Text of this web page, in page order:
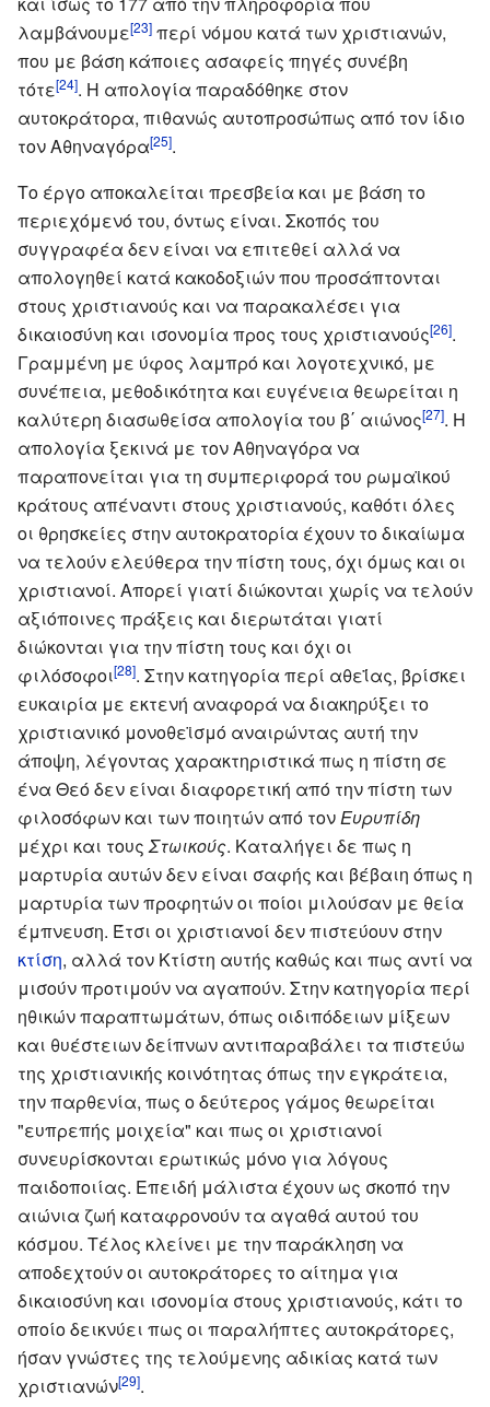
λαμβάνουμε[23] περί νόμου κατά των χριστιανών,
που με βάση κάποιες ασαφείς πηγές συνέβη
τότε[24]. Η απολογία παραδόθηκε στον
αυτοκράτορα, πιθανώς αυτοπροσώπως από τον ίδιο
τον Αθηναγόρα[25].
Το έργο αποκαλείται πρεσβεία και με βάση το
περιεχόμενό του, όντως είναι. Σκοπός του
συγγραφέα δεν είναι να επιτεθεί αλλά να
απολογηθεί κατά κακοδοξιών που προσάπτονται
στους χριστιανούς και να παρακαλέσει για
δικαιοσύνη και ισονομία προς τους χριστιανούς[26].
Γραμμένη με ύφος λαμπρό και λογοτεχνικό, με
συνέπεια, μεθοδικότητα και ευγένεια θεωρείται η
καλύτερη διασωθείσα απολογία του β΄ αιώνος[27]. Η
απολογία ξεκινά με τον Αθηναγόρα να
παραπονείται για τη συμπεριφορά του ρωμαϊκού
κράτους απέναντι στους χριστιανούς, καθότι όλες
οι θρησκείες στην αυτοκρατορία έχουν το δικαίωμα
να τελούν ελεύθερα την πίστη τους, όχι όμως και οι
χριστιανοί. Απορεί γιατί διώκονται χωρίς να τελούν
αξιόποινες πράξεις και διερωτάται γιατί
διώκονται για την πίστη τους και όχι οι
φιλόσοφοι[28]. Στην κατηγορία περί αθεΐας, βρίσκει
ευκαιρία με εκτενή αναφορά να διακηρύξει το
χριστιανικό μονοθεϊσμό αναιρώντας αυτή την
άποψη, λέγοντας χαρακτηριστικά πως η πίστη σε
ένα Θεό δεν είναι διαφορετική από την πίστη των
φιλοσόφων και των ποιητών από τον Ευρυπίδη
μέχρι και τους Στωικούς. Καταλήγει δε πως η
μαρτυρία αυτών δεν είναι σαφής και βέβαιη όπως η
μαρτυρία των προφητών οι ποίοι μιλούσαν με θεία
έμπνευση. Έτσι οι χριστιανοί δεν πιστεύουν στην
κτίση, αλλά τον Κτίστη αυτής καθώς και πως αντί να
μισούν προτιμούν να αγαπούν. Στην κατηγορία περί
ηθικών παραπτωμάτων, όπως οιδιπόδειων μίξεων
και θυέστειων δείπνων αντιπαραβάλει τα πιστεύω
της χριστιανικής κοινότητας όπως την εγκράτεια,
την παρθενία, πως ο δεύτερος γάμος θεωρείται
"ευπρεπής μοιχεία" και πως οι χριστιανοί
συνευρίσκονται ερωτικώς μόνο για λόγους
παιδοποιίας. Επειδή μάλιστα έχουν ως σκοπό την
αιώνια ζωή καταφρονούν τα αγαθά αυτού του
κόσμου. Τέλος κλείνει με την παράκληση να
αποδεχτούν οι αυτοκράτορες το αίτημα για
δικαιοσύνη και ισονομία στους χριστιανούς, κάτι το
οποίο δεικνύει πως οι παραλήπτες αυτοκράτορες,
ήσαν γνώστες της τελούμενης αδικίας κατά των
χριστιανών[29].